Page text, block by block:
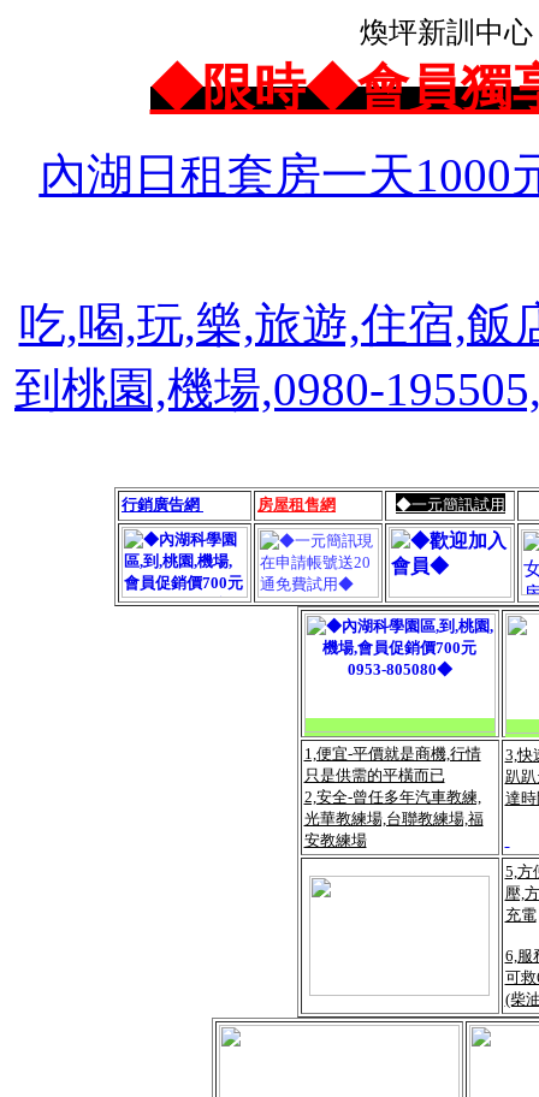
煥坪新訓中
◆限時◆會員獨
內湖日租套房一天1000
吃,喝,玩,樂,旅遊,住宿,飯
到桃園,機場,0980-
行銷廣告網 房屋租售網 ◆一元簡訊試用
1,便宜-平價就是商機,行情
只是供需的平橫而已
2,安全-曾任多年汽車教練,
光華教練場,台聯教練場,福
安教練場
3,快
趴
達時
5,方
壓,
充電
6,服
可
(柴